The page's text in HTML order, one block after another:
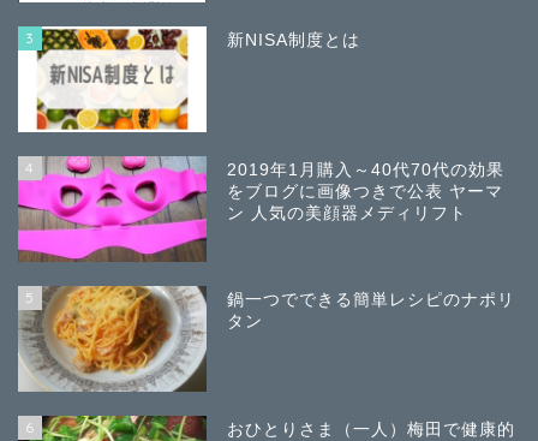
3 新NISA制度とは
4
2019年1月購入～40代70代の効果
をブログに画像つきで公表 ヤーマ
ン 人気の美顔器メディリフト
5
鍋一つでできる簡単レシピのナポリ
タン
6
おひとりさま（一人）梅田で健康的